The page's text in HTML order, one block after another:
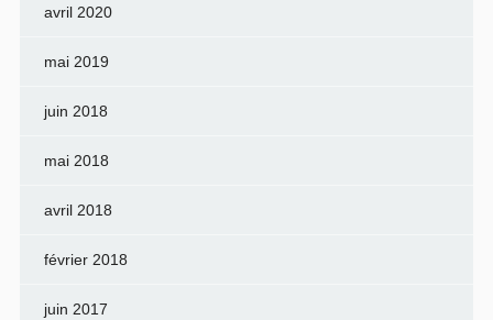
avril 2020
mai 2019
juin 2018
mai 2018
avril 2018
février 2018
juin 2017